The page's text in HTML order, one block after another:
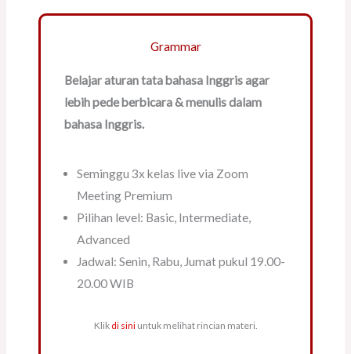
Grammar
Belajar aturan tata bahasa Inggris agar
lebih pede berbicara & menulis dalam
bahasa Inggris.
Seminggu 3x kelas live via Zoom
Meeting Premium
Pilihan level: Basic, Intermediate,
Advanced
Jadwal: Senin, Rabu, Jumat pukul 19.00-
20.00 WIB
Klik di siniuntuk melihat rincian materi.